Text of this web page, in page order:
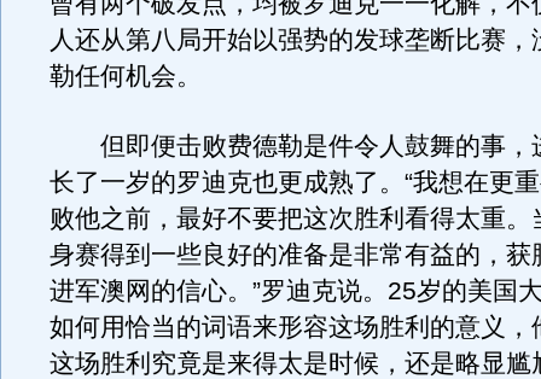
人还从第八局开始以强势的发球垄断比赛，
勒任何机会。
但即便击败费德勒是件令人鼓舞的事，
长了一岁的罗迪克也更成熟了。“我想在更
败他之前，最好不要把这次胜利看得太重。
身赛得到一些良好的准备是非常有益的，获
进军澳网的信心。”罗迪克说。25岁的美国
如何用恰当的词语来形容这场胜利的意义，
这场胜利究竟是来得太是时候，还是略显尴